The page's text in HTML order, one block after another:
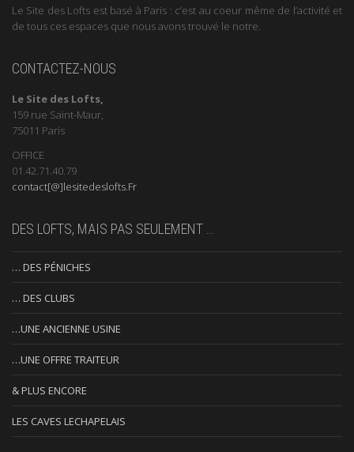
Le Site des Lofts est basé à Paris : c’est au coeur même de l’activité et
de tous ces espaces que nous avons trouvé le notre.
CONTACTEZ-NOUS
Le Site des Lofts,
159 rue Saint-Maur,
75011 Paris
OFFICE
01.42.71.40.79
contact[@]lesitedeslofts.Fr
DES LOFTS, MAIS PAS SEULEMENT …
… DES PÉNICHES
… DES CLUBS
…UNE ANCIENNE USINE
…UNE OFFRE TRAITEUR
& PLUS ENCORE
LES CAVES LECHAPELAIS